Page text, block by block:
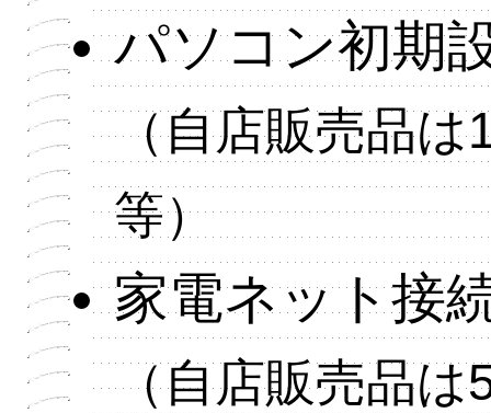
パソコン初期
（自店販売品は
等）
家電ネット接
（自店販売品は